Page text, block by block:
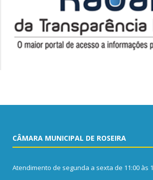
CÂMARA MUNICIPAL DE ROSEIRA
Atendimento de segunda a sexta de 11:00 às